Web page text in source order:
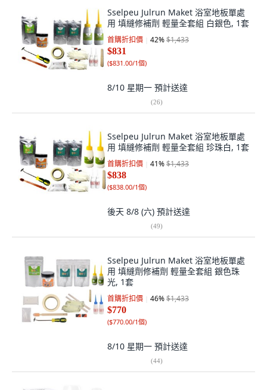
Sselpeu Julrun Maket 浴室地板單處
用 填縫修補劑 輕量全套組 白銀色, 1套
首購折扣價 42%$1,433
$831
($831.00/1個)
8/10 星期一 預計送達
(26)
Sselpeu Julrun Maket 浴室地板單處
用 填縫修補劑 輕量全套組 珍珠白, 1套
首購折扣價 41%$1,433
$838
($838.00/1個)
後天 8/8 (六) 預計送達
(49)
Sselpeu Julrun Maket 浴室地板單處
用 填縫劑修補劑 輕量全套組 銀色珠
光, 1套
首購折扣價 46%$1,433
$770
($770.00/1個)
8/10 星期一 預計送達
(44)